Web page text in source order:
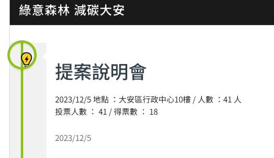
綠意森林 減碳大安
提案說明會
2023/12/5 地點 ：大安區行政中心10樓 / 人數 ：41 人
投票人數 ： 41 / 得票數 ： 18
2023/12/5